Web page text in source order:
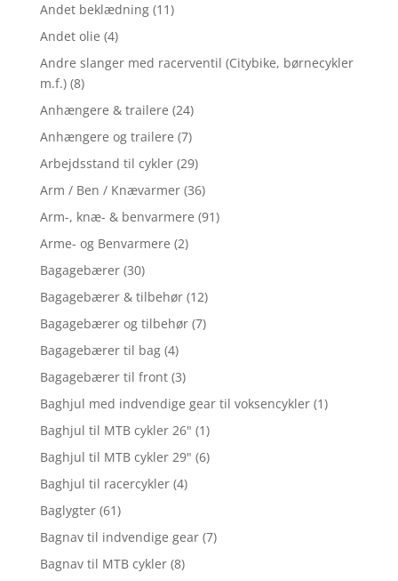
Andet beklædning (11)
Andet olie (4)
Andre slanger med racerventil (Citybike, børnecykler
m.f.) (8)
Anhængere & trailere (24)
Anhængere og trailere (7)
Arbejdsstand til cykler (29)
Arm / Ben / Knævarmer (36)
Arm-, knæ- & benvarmere (91)
Arme- og Benvarmere (2)
Bagagebærer (30)
Bagagebærer & tilbehør (12)
Bagagebærer og tilbehør (7)
Bagagebærer til bag (4)
Bagagebærer til front (3)
Baghjul med indvendige gear til voksencykler (1)
Baghjul til MTB cykler 26" (1)
Baghjul til MTB cykler 29" (6)
Baghjul til racercykler (4)
Baglygter (61)
Bagnav til indvendige gear (7)
Bagnav til MTB cykler (8)